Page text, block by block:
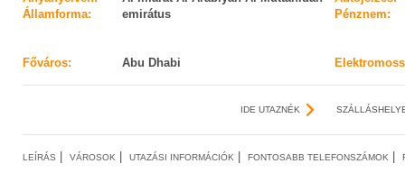
Államforma:
emirátus Pénznem:
Főváros: Abu Dhabi
IDE UTAZNÉK
LEÍRÁS VÁROSOK UTAZÁSI INFORMÁCIÓK FONTOSABB TELEFONSZÁMOK